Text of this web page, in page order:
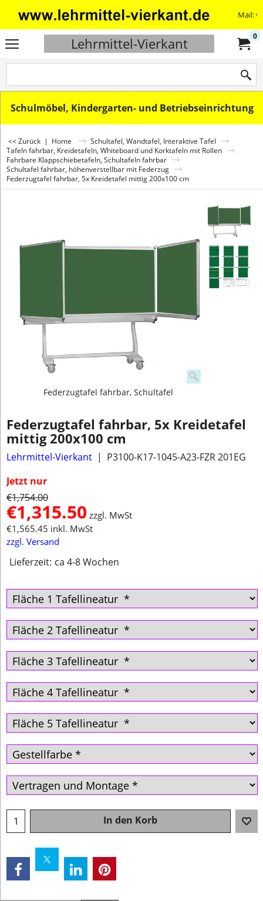
Mail:
Lehrmittel-Vierkant 0
Schulmöbel, Kindergarten- und Betriebseinrichtung
<< Zurück | Home
Schultafel, Wandtafel, Interaktive Tafel
Tafeln fahrbar, Kreidetafeln, Whiteboard und Korktafeln mit Rollen
Fahrbare Klappschiebetafeln, Schultafeln fahrbar
Schultafel fahrbar, höhenverstellbar mit Federzug
Federzugtafel fahrbar, 5x Kreidetafel mittig 200x100 cm
Federzugtafel fahrbar, Schultafel
Federzugtafel fahrbar, 5x Kreidetafel
mittig 200x100 cm
Lehrmittel-Vierkant
P3100-K17-1045-A23-FZR 201EG
Jetzt nur
€1,754.00
€1,315.50 zzgl. MwSt
€1,565.45 inkl. MwSt
zzgl. Versand
Lieferzeit: ca 4-8 Wochen
In den Korb